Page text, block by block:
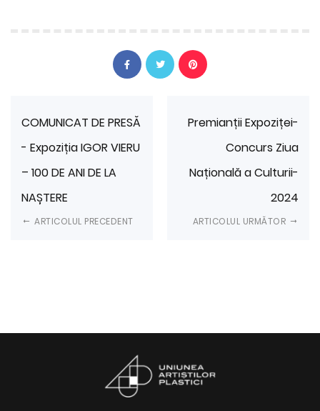
COMUNICAT DE PRESĂ
- Expoziția IGOR VIERU
– 100 DE ANI DE LA
NAȘTERE
ARTICOLUL PRECEDENT
Premianții Expoziței-
Concurs Ziua
Națională a Culturii-
2024
ARTICOLUL URMĂTOR